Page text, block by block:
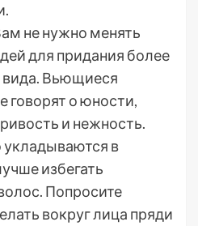
не нужно менять
для придания более
вида. Вьющиеся
говорят о юности,
и нежность.
укладываются в
избегать
Попросите
вокруг лица пряди